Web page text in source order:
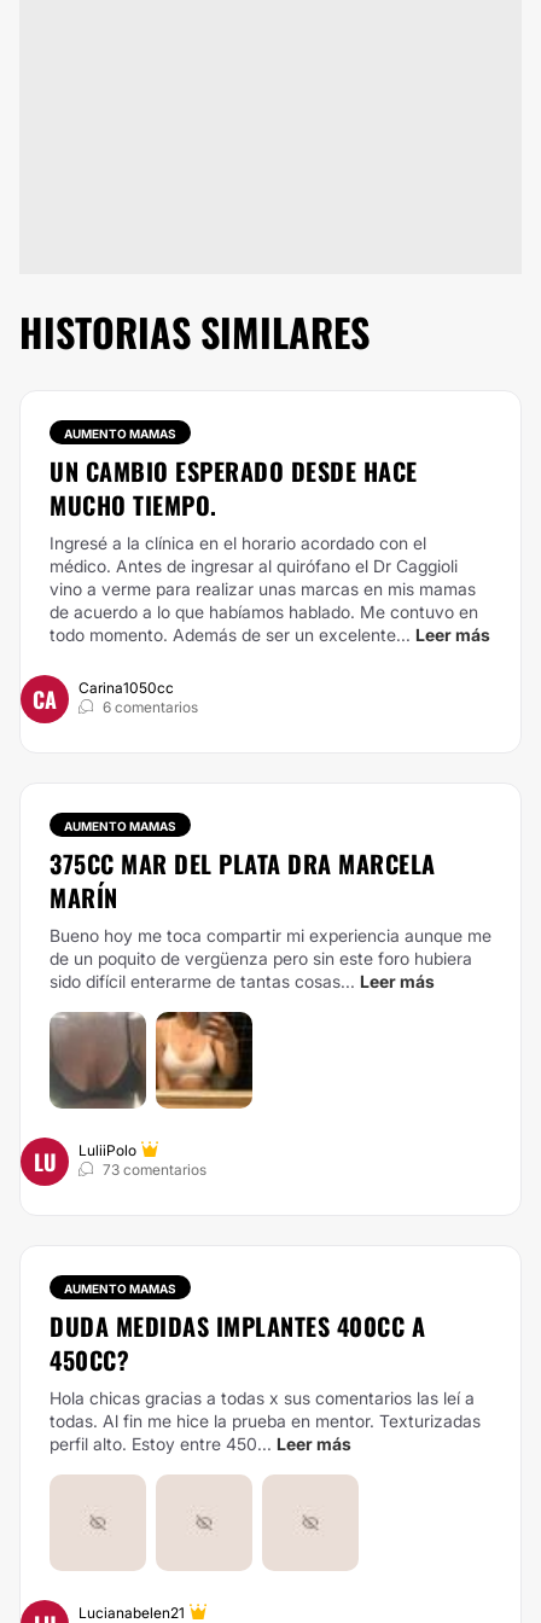
HISTORIAS SIMILARES
AUMENTO MAMAS
UN CAMBIO ESPERADO DESDE HACE
MUCHO TIEMPO.
Ingresé a la clínica en el horario acordado con el
médico. Antes de ingresar al quirófano el Dr Caggioli
vino a verme para realizar unas marcas en mis mamas
de acuerdo a lo que habíamos hablado. Me contuvo en
todo momento. Además de ser un excelente... Leer más
CA
Carina1050cc
6 comentarios
AUMENTO MAMAS
375CC MAR DEL PLATA DRA MARCELA
MARÍN
Bueno hoy me toca compartir mi experiencia aunque me
de un poquito de vergüenza pero sin este foro hubiera
sido difícil enterarme de tantas cosas... Leer más
LU
LuliiPolo
73 comentarios
AUMENTO MAMAS
DUDA MEDIDAS IMPLANTES 400CC A
450CC?
Hola chicas gracias a todas x sus comentarios las leí a
todas. Al fin me hice la prueba en mentor. Texturizadas
perfil alto. Estoy entre 450... Leer más
Lucianabelen21